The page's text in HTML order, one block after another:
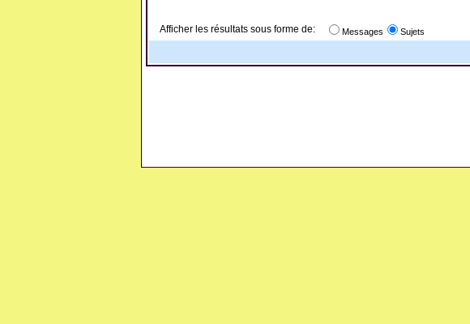
Afficher les résultats sous forme de: Messages Sujets